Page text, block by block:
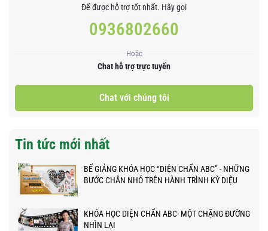
Để được hỗ trợ tốt nhất. Hãy gọi
0936802660
Hoặc
Chat hỗ trợ trực tuyến
Chat với chúng tôi
Tin tức mới nhất
BẾ GIẢNG KHÓA HỌC “DIỆN CHẨN ABC” - NHỮNG
BƯỚC CHÂN NHỎ TRÊN HÀNH TRÌNH KỲ DIỆU
KHÓA HỌC DIỆN CHẨN ABC- MỘT CHẶNG ĐƯỜNG
NHÌN LẠI